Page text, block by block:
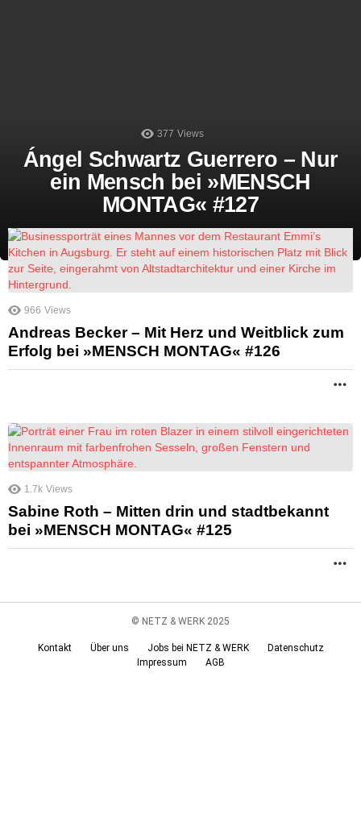
377 Views
Ángel Schwartz Guerrero – Nur
ein Mensch bei »MENSCH
MONTAG« #127
966 Views
Andreas Becker – Mit Herz und Weitblick zum
Erfolg bei »MENSCH MONTAG« #126
1.7k Views
Sabine Roth – Mitten drin und stadtbekannt
bei »MENSCH MONTAG« #125
© NETZ & WERK 2025
Kontakt Über uns Jobs bei NETZ & WERK
Datenschutz
Impressum
AGB